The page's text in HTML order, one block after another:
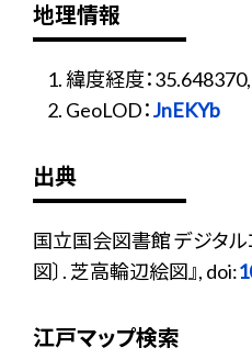
地理情報
緯度経度：
GeoLOD：JnEKYb
出典
国立国会図書館 デジタル
図〕. 芝高輪辺絵図』, doi:
江戸マップ検索